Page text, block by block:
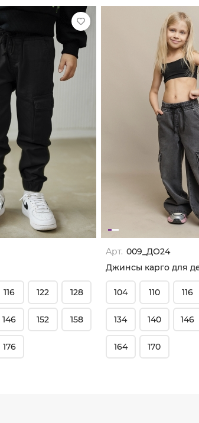
116 122 128
146 152 158
176
Арт. 009_ДО24
Джинсы карго для
104 110 116
134 140 146
164 170